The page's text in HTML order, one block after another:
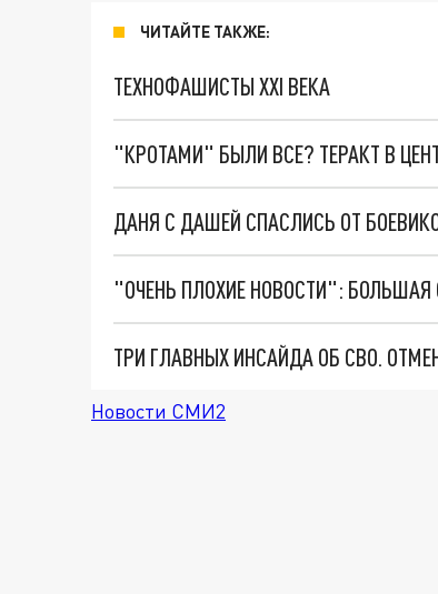
ЧИТАЙТЕ ТАКЖЕ:
ТЕХНОФАШИСТЫ XXI ВЕКА
"КРОТАМИ" БЫЛИ ВСЕ? ТЕРАКТ В
ДАНЯ С ДАШЕЙ СПАСЛИСЬ ОТ
Новости СМИ2